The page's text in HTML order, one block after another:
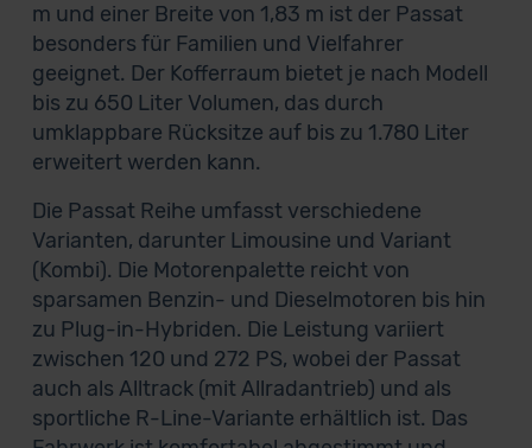
m und einer Breite von 1,83 m ist der Passat
besonders für Familien und Vielfahrer
geeignet. Der Kofferraum bietet je nach Modell
bis zu 650 Liter Volumen, das durch
umklappbare Rücksitze auf bis zu 1.780 Liter
erweitert werden kann.
Die Passat Reihe umfasst verschiedene
Varianten, darunter Limousine und Variant
(Kombi). Die Motorenpalette reicht von
sparsamen Benzin- und Dieselmotoren bis hin
zu Plug-in-Hybriden. Die Leistung variiert
zwischen 120 und 272 PS, wobei der Passat
auch als Alltrack (mit Allradantrieb) und als
sportliche R-Line-Variante erhältlich ist. Das